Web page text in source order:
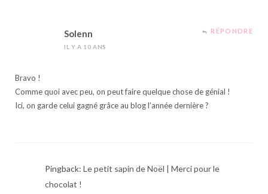
Solenn
IL Y A 10 ANS
RÉPONDRE
Bravo !
Comme quoi avec peu, on peut faire quelque chose de génial !
Ici, on garde celui gagné grâce au blog l’année dernière ?
Pingback: Le petit sapin de Noël | Merci pour le
chocolat !